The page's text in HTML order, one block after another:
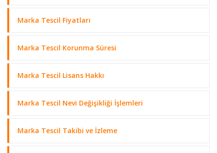
Marka Tescil Fiyatları
Marka Tescil Korunma Süresi
Marka Tescil Lisans Hakkı
Marka Tescil Nevi Değişikliği İşlemleri
Marka Tescil Takibi ve İzleme